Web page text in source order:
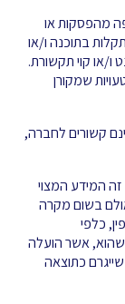
מהפסקות או
בתוכנה ו/או
ו/או קוי תקשורת.
שמקורן
קשורים לחברה,
המידע המצוי
בשום מקרה
כלפי
אשר הועלה
כתוצאה